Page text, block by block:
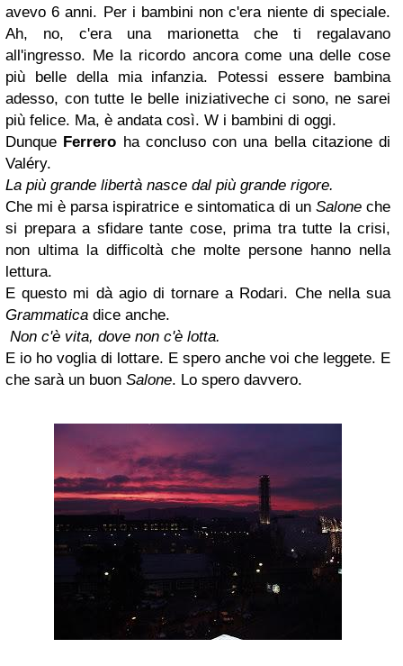
avevo 6 anni. Per i bambini non c'era niente di speciale.
Ah, no, c'era una marionetta che ti regalavano
all'ingresso. Me la ricordo ancora come una delle cose
più belle della mia infanzia. Potessi essere bambina
adesso, con tutte le belle iniziativeche ci sono, ne sarei
più felice. Ma, è andata così. W i bambini di oggi.
Dunque Ferrero ha concluso con una bella citazione di
Valéry.
La più grande libertà nasce dal più grande rigore.
Che mi è parsa ispiratrice e sintomatica di un Saloneche
si prepara a sfidare tante cose, prima tra tutte la crisi,
non ultima la difficoltà che molte persone hanno nella
lettura.
E questo mi dà agio di tornare a Rodari. Che nella sua
Grammatica dice anche.
Non c'è vita, dove non c'è lotta.
E io ho voglia di lottare. E spero anche voi che leggete. E
che sarà un buon Salone. Lo spero davvero.